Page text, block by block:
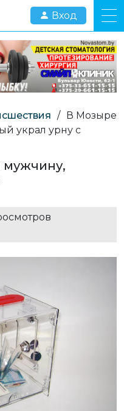
Вход
/ В Мозыре
украл урну с